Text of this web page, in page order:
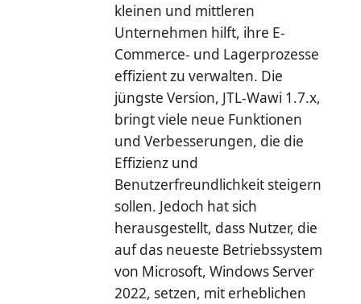
kleinen und mittleren
Unternehmen hilft, ihre E-
Commerce- und Lagerprozesse
effizient zu verwalten. Die
jüngste Version, JTL-Wawi 1.7.x,
bringt viele neue Funktionen
und Verbesserungen, die die
Effizienz und
Benutzerfreundlichkeit steigern
sollen. Jedoch hat sich
herausgestellt, dass Nutzer, die
auf das neueste Betriebssystem
von Microsoft, Windows Server
2022, setzen, mit erheblichen